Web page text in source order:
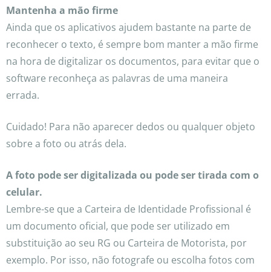
Mantenha a mão firme
Ainda que os aplicativos ajudem bastante na parte de
reconhecer o texto, é sempre bom manter a mão firme
na hora de digitalizar os documentos, para evitar que o
software reconheça as palavras de uma maneira
errada.
Cuidado! Para não aparecer dedos ou qualquer objeto
sobre a foto ou atrás dela.
A foto pode ser digitalizada ou pode ser tirada com o
celular.
Lembre-se que a Carteira de Identidade Profissional é
um documento oficial, que pode ser utilizado em
substituição ao seu RG ou Carteira de Motorista, por
exemplo. Por isso, não fotografe ou escolha fotos com